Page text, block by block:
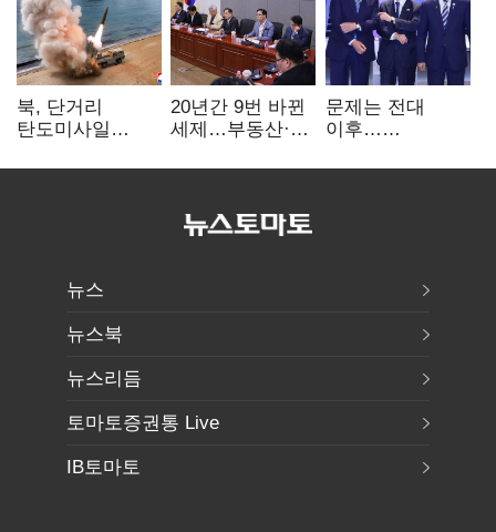
북, 단거리
탄도미사일
"즉각 중단 촉구"
20년간 9번 바뀐
세제…부동산·
건드렸다
문제는 전대
이후…
뒤집힐 땐
뉴스
뉴스북
뉴스리듬
토마토증권통 Live
IB토마토